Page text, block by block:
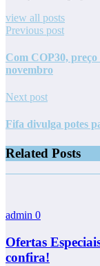
view all posts
Previous post
Com COP30, preço
novembro
Next post
Fifa divulga potes
Related Posts
admin 0
Ofertas
confira!